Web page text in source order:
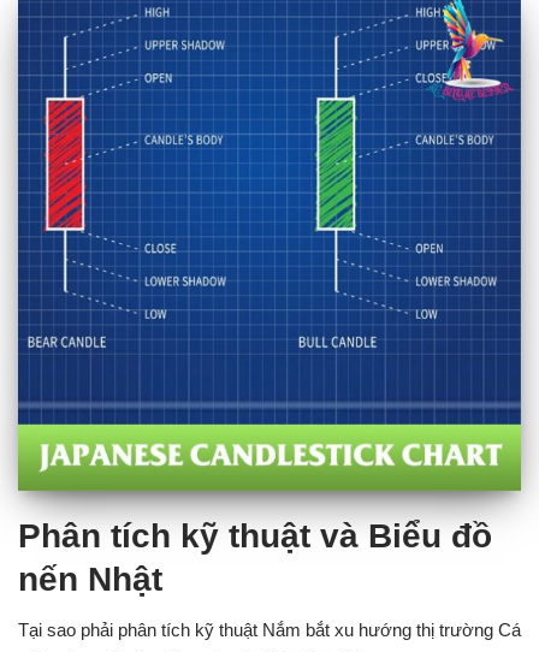
Phân tích kỹ thuật và Biểu đồ
nến Nhật
Tại sao phải phân tích kỹ thuật Nắm bắt xu hướng thị trường Cá